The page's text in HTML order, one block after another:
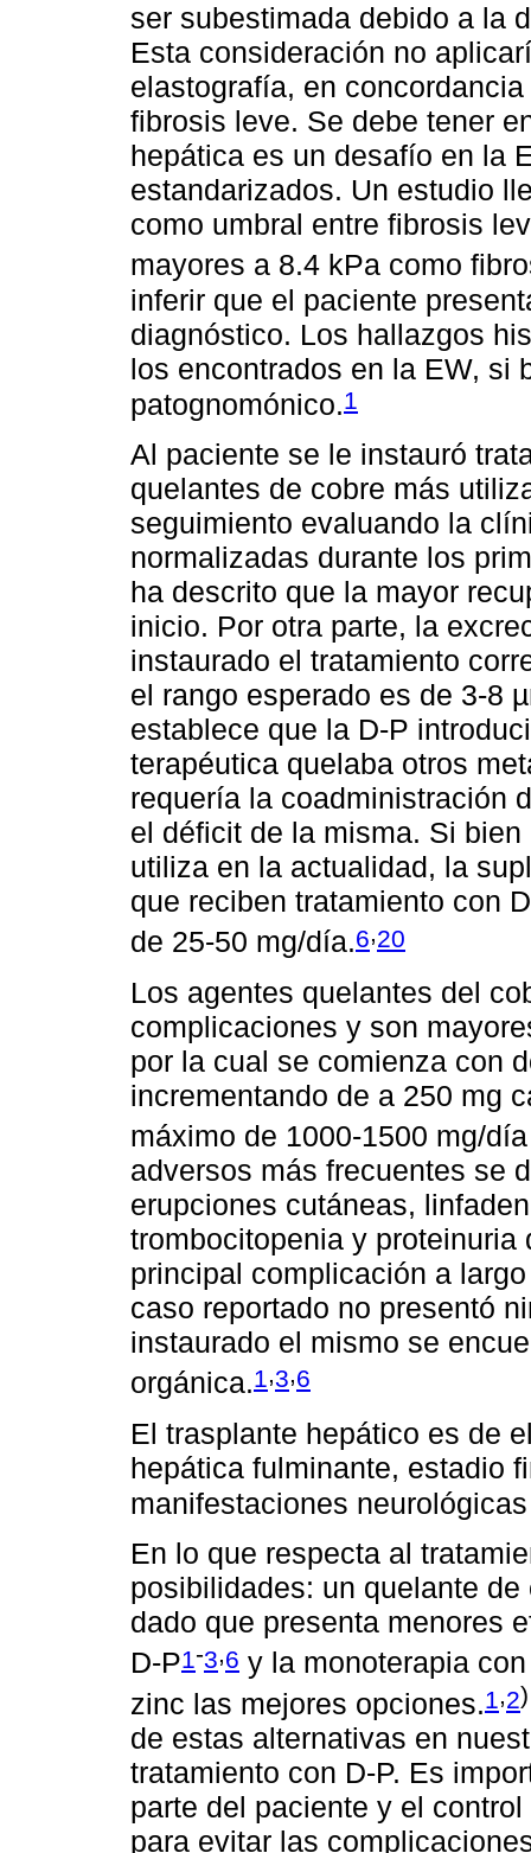
ser subestimada debido a la
Esta consideración no
elastografía, en
fibrosis leve. Se debe tener
hepática es un desafío en la
estandarizados. Un estudio
como umbral entre fibrosis
mayores a 8.4 kPa como
inferir que el paciente
diagnóstico. Los hallazgos
los encontrados en la EW, si
patognomónico.1
Al paciente se le instauró
quelantes de cobre más
seguimiento evaluando la
normalizadas durante los
ha descrito que la mayor
inicio. Por otra parte, la
instaurado el tratamiento
el rango esperado es de 3-8
establece que la D-P
terapéutica quelaba otros
requería la coadministración
el déficit de la misma. Si
utiliza en la actualidad, la
que reciben tratamiento con
de 25-50 mg/día.6,20
Los agentes quelantes del
complicaciones y son
por la cual se comienza con
incrementando de a 250 mg
máximo de 1000-1500 mg/
adversos más frecuentes se
erupciones cutáneas,
trombocitopenia y
principal complicación a
caso reportado no presentó
instaurado el mismo se
orgánica.1,3,6
El trasplante hepático es de
hepática fulminante, estadio
manifestaciones
En lo que respecta al
posibilidades: un quelante
dado que presenta menores
D-P1 -3,6 y la monoterapia
zinc las mejores opciones.1 2)
de estas alternativas en
tratamiento con D-P. Es
parte del paciente y el
para evitar las